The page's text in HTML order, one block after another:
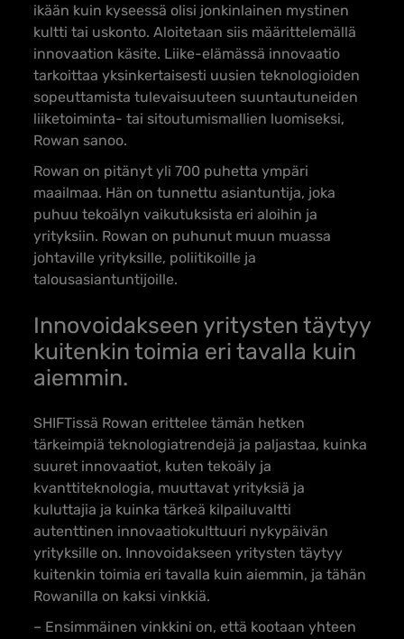
ikään kuin kyseessä olisi jonkinlainen mystinen
kultti tai uskonto. Aloitetaan siis määrittelemällä
innovaation käsite. Liike-elämässä innovaatio
tarkoittaa yksinkertaisesti uusien teknologioiden
sopeuttamista tulevaisuuteen suuntautuneiden
liiketoiminta- tai sitoutumismallien luomiseksi,
Rowan sanoo.
Rowan on pitänyt yli 700 puhetta ympäri
maailmaa. Hän on tunnettu asiantuntija, joka
puhuu tekoälyn vaikutuksista eri aloihin ja
yrityksiin. Rowan on puhunut muun muassa
johtaville yrityksille, poliitikoille ja
talousasiantuntijoille.
Innovoidakseen yritysten täytyy
kuitenkin toimia eri tavalla kuin
aiemmin.
SHIFTissä Rowan erittelee tämän hetken
tärkeimpiä teknologiatrendejä ja paljastaa, kuinka
suuret innovaatiot, kuten tekoäly ja
kvanttiteknologia, muuttavat yrityksiä ja
kuluttajia ja kuinka tärkeä kilpailuvaltti
autenttinen innovaatiokulttuuri nykypäivän
yrityksille on. Innovoidakseen yritysten täytyy
kuitenkin toimia eri tavalla kuin aiemmin, ja tähän
Rowanilla on kaksi vinkkiä.
– Ensimmäinen vinkkini on, että kootaan yhteen